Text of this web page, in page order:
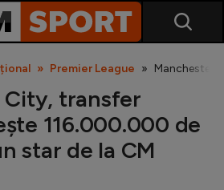
Premier League Manchester
City, transfer
116.000.000 de
star de la CM